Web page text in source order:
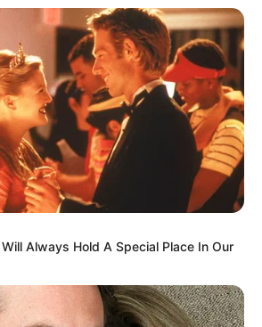
Always Hold A Special Place In Our